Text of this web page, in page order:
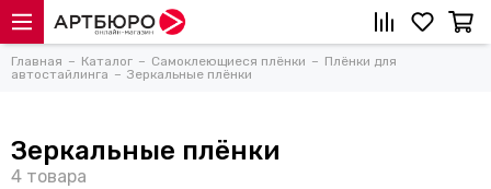
Главная Каталог Самоклеющиеся плёнки
Плёнки для
автостайлинга
Зеркальные плёнки
Зеркальные плёнки